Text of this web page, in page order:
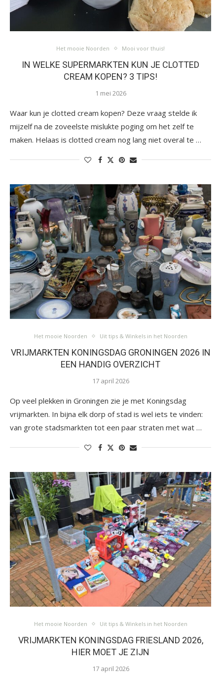
Het mooie Noorden Mooi voor thuis!
IN WELKE SUPERMARKTEN KUN JE CLOTTED
CREAM KOPEN? 3 TIPS!
1 mei 2026
Waar kun je clotted cream kopen? Deze vraag stelde ik
mijzelf na de zoveelste mislukte poging om het zelf te
maken. Helaas is clotted cream nog lang niet overal te …
Het mooie Noorden Uit tips & Winkels in het Noorden
VRIJMARKTEN KONINGSDAG GRONINGEN 2026 IN
EEN HANDIG OVERZICHT
17 april 2026
Op veel plekken in Groningen zie je met Koningsdag
vrijmarkten. In bijna elk dorp of stad is wel iets te vinden:
van grote stadsmarkten tot een paar straten met wat …
Het mooie Noorden Uit tips & Winkels in het Noorden
VRIJMARKTEN KONINGSDAG FRIESLAND 2026,
HIER MOET JE ZIJN
17 april 2026